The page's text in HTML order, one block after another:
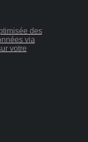
des
via
votre